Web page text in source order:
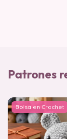
Patrones
Bolsa en Crochet